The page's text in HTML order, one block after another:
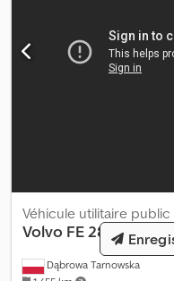
Dąbrowa Tarnowska
Véhicule utilitaire public
Volvo FE 280